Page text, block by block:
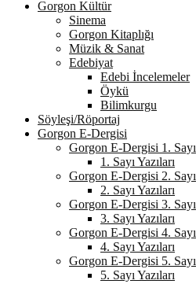
Gorgon Kültür
Sinema
Gorgon Kitaplığı
Müzik & Sanat
Edebiyat
Edebi İncelemeler
Öykü
Bilimkurgu
Söyleşi/Röportaj
Gorgon E-Dergisi
Gorgon E-Dergisi 1. Sayı
1. Sayı Yazıları
Gorgon E-Dergisi 2. Sayı
2. Sayı Yazıları
Gorgon E-Dergisi 3. Sayı
3. Sayı Yazıları
Gorgon E-Dergisi 4. Sayı
4. Sayı Yazıları
Gorgon E-Dergisi 5. Sayı
5. Sayı Yazıları